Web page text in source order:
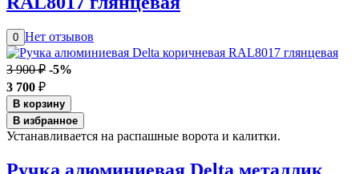
0 Нет отзывов
3 900 ₽ -5%
3 700 ₽
В корзину
В избранное
Устанавливается на распашные ворота и калитки.